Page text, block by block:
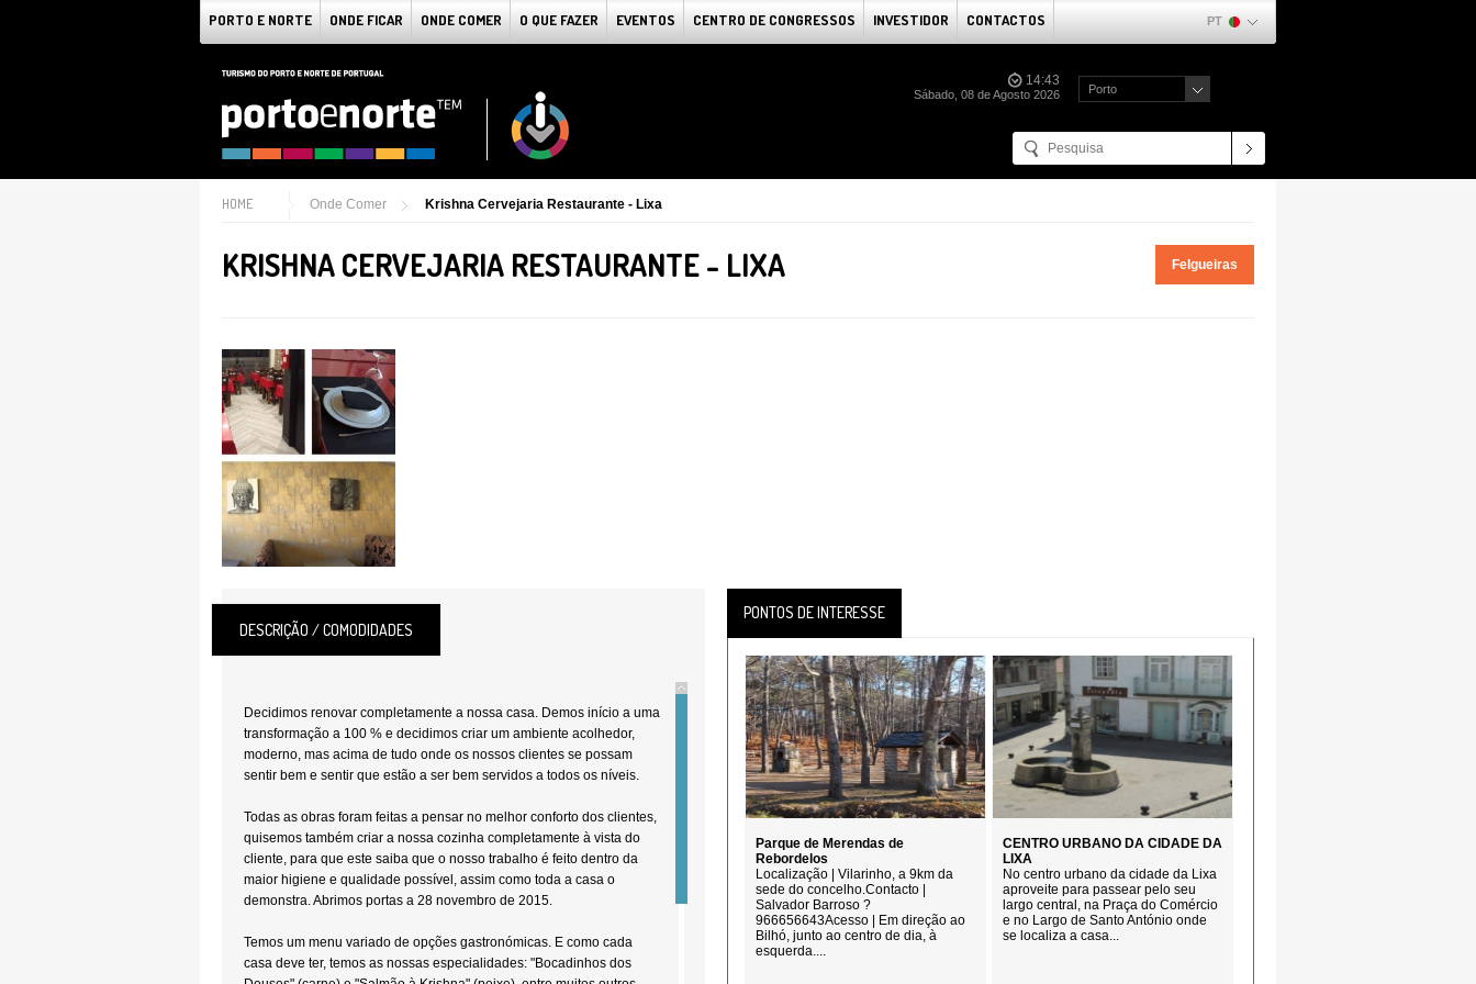
PORTO E NORTE ONDE FICAR ONDE COMER O QUE FAZER EVENTOS CENTRO DE CONGRESSOS INVESTIDOR CONTACTOS PT
14:43
Sábado, 08 de Agosto 2026 Porto
HOME Onde Comer Krishna Cervejaria Restaurante - Lixa
KRISHNA CERVEJARIA RESTAURANTE - LIXA Felgueiras
DESCRIÇÃO / COMODIDADES
Decidimos renovar completamente a nossa casa. Demos início a uma
transformação a 100 % e decidimos criar um ambiente acolhedor,
moderno, mas acima de tudo onde os nossos clientes se possam
sentir bem e sentir que estão a ser bem servidos a todos os níveis.
Todas as obras foram feitas a pensar no melhor conforto dos clientes,
quisemos também criar a nossa cozinha completamente à vista do
cliente, para que este saiba que o nosso trabalho é feito dentro da
maior higiene e qualidade possível, assim como toda a casa o
demonstra. Abrimos portas a 28 novembro de 2015.
Temos um menu variado de opções gastronómicas. E como cada
casa deve ter, temos as nossas especialidades: "Bocadinhos dos
PONTOS DE INTERESSE
Parque de Merendas de
Rebordelos
Localização | Vilarinho, a 9km da
sede do concelho.Contacto |
Salvador Barroso ?
966656643Acesso | Em direção ao
Bilhó, junto ao centro de dia, à
esquerda....
CENTRO URBANO DA CIDADE DA
LIXA
No centro urbano da cidade da Lixa
aproveite para passear pelo seu
largo central, na Praça do Comércio
e no Largo de Santo António onde
se localiza a casa...